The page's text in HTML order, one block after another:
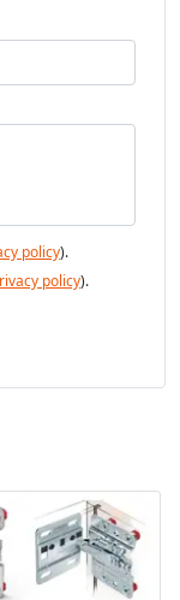
policy).
policy).